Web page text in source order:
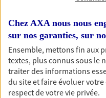
1 résultat correspond à
recherche
Chez AXA nous nous
sur nos garanties, sur
Ensemble, mettons fin aux
textes, plus connus sous le
traiter des informations
du site et faire évoluer
respect de votre vie privée.